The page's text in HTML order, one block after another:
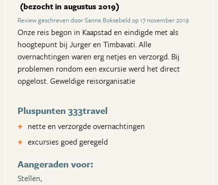
(bezocht in augustus 2019)
Review geschreven door Sanne Boksebeld op 17 november 2019
Onze reis begon in Kaapstad en eindigde met als
hoogtepunt bij Jurger en Timbavati. Alle
overnachtingen waren erg netjes en verzorgd. Bij
problemen rondom een excursie werd het direct
opgelost. Geweldige reisorganisatie
Pluspunten 333travel
nette en verzorgde overnachtingen
excursies goed geregeld
Aangeraden voor:
Stellen,